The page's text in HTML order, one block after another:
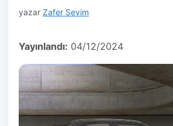
yazar Zafer Sevim
Yayınlandı: 04/12/2024